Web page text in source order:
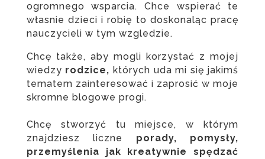
ogromnego wsparcia. Chce wspierać te
własnie dzieci i robię to doskonaląc pracę
nauczycieli w tym wzgledzie.
Chcę także, aby mogli korzystać z mojej
wiedzy rodzice, których uda mi się jakimś
tematem zainteresować i zaprosić w moje
skromne blogowe progi.
Chcę stworzyć tu miejsce, w którym
znajdziesz liczne porady, pomysły,
przemyślenia jak kreatywnie spędzać